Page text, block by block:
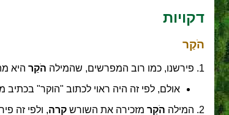
דקויות
הֹקַר
1. פירשנו, כמו רוב המפרשים, שהמילה הֹקַר היא
אולם, לפי זה היה ראוי לכתוב "הוקר"
2. המילה
הֹקַר מזכירה את השורש קרה, ולפי זה